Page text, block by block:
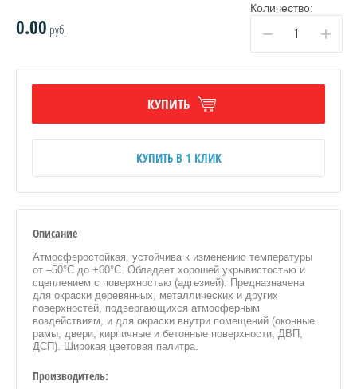
0.00 руб.
Количество:
− +
КУПИТЬ
КУПИТЬ В 1 КЛИК
Описание
Атмосферостойкая, устойчива к изменению температуры
от –50°С до +60°С. Обладает хорошей укрывистостью и
сцеплением с поверхностью (адгезией). Предназначена
для окраски деревянных, металлических и других
поверхностей, подвергающихся атмосферным
воздействиям, и для окраски внутри помещений (оконные
рамы, двери, кирпичные и бетонные поверхности, ДВП,
ДСП). Широкая цветовая палитра.
Производитель: